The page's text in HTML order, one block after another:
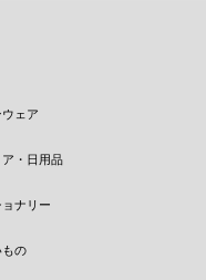
ェア
・日用品
ナリー
もの